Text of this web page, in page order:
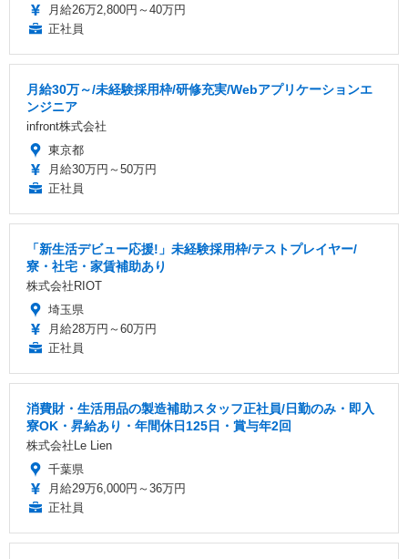
月給26万2,800円～40万円
正社員
月給30万～/未経験採用枠/研修充実/Webアプリケーションエ
ンジニア
infront株式会社
東京都
月給30万円～50万円
正社員
「新生活デビュー応援!」未経験採用枠/テストプレイヤー/
寮・社宅・家賃補助あり
株式会社RIOT
埼玉県
月給28万円～60万円
正社員
消費財・生活用品の製造補助スタッフ正社員/日勤のみ・即入
寮OK・昇給あり・年間休日125日・賞与年2回
株式会社Le Lien
千葉県
月給29万6,000円～36万円
正社員